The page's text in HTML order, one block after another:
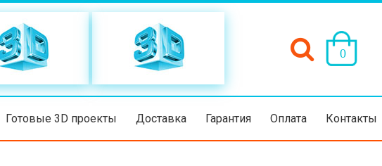
0
Готовые 3D проекты Доставка Гарантия Оплата Контакты